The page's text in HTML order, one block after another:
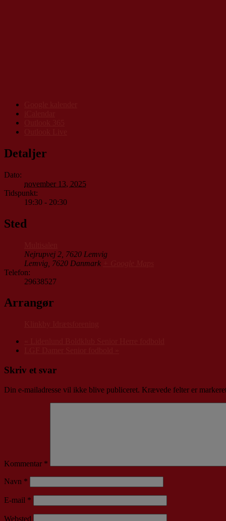
Detaljer
Dato:
november 13, 2025
Tidspunkt:
19:30 - 20:30
Sted
Nejrupvej 2, 7620 Lemvig
Lemvig 7620 Danmark
Telefon:
29638527
Arrangør
Skriv et svar
Din e-mailadresse vil ikke blive publiceret. Krævede felter er
Kommentar *
Navn *
E-mail *
Websted